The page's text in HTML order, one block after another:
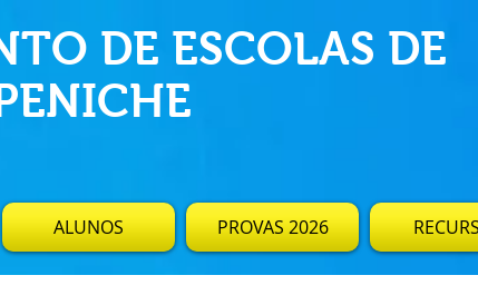
DE ESCOLAS DE
ALUNOS PROVAS 2026